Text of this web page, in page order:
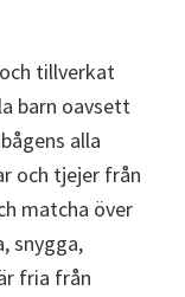
tillverkat
barn oavsett
alla
och tjejer från
matcha över
snygga,
fria från